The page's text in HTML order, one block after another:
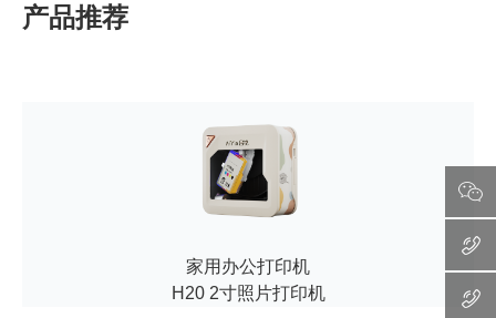
产品推荐
家用办公打印机
H20 2寸照片打印机